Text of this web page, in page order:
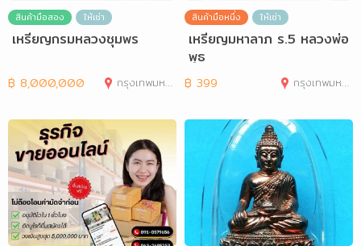
สินค้ามือสอง ให้เช่า
เหรียญกรมหลวงชุมพร
฿ 8,000,000 กรุงเทพมหานคร
สินค้ามือหนึ่ง ให้เช่า
เหรียญมหาลาภ ร.5 หลวงพ่อ
พุธ
฿ 399 กรุงเทพมหานคร